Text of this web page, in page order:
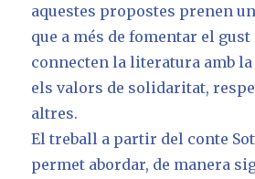
aquestes propostes prenen
que a més de fomentar el
connecten la literatura amb
els valors de solidaritat,
altres.
El treball a partir del conte
permet abordar, de manera